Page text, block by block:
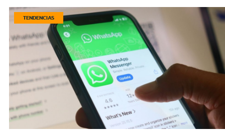
TENDENCIAS